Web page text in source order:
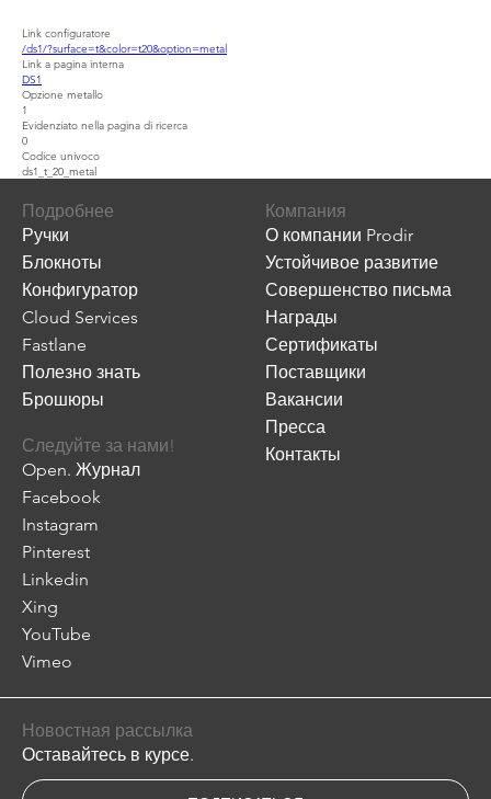
Link configuratore
/ds1/?surface=t&color=t20&option=metal
Link a pagina interna
DS1
Opzione metallo
1
Evidenziato nella pagina di ricerca
0
Codice univoco
ds1_t_20_metal
Подробнее
Ручки
Блокноты
Конфигуратор
Cloud Services
Fastlane
Полезно знать
Брошюры
Компания
О компании Prodir
Устойчивое развитие
Совершенство письма
Награды
Сертификаты
Поставщики
Вакансии
Пресса
Контакты
Следуйте за нами!
Open. Журнал
Facebook
Instagram
Pinterest
Linkedin
Xing
YouTube
Vimeo
Новостная рассылка
Оставайтесь в курсе.